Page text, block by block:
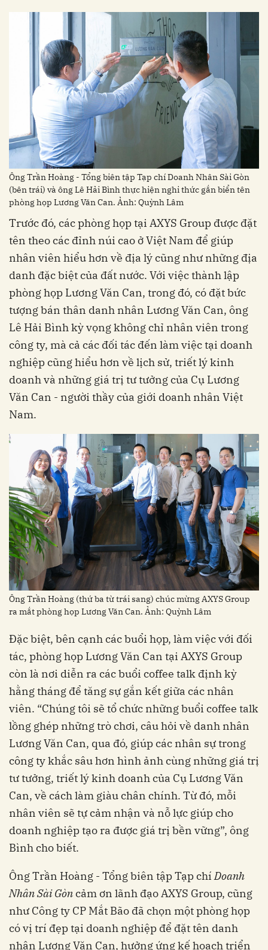
Ông Trần Hoàng - Tổng biên tập Tạp chí Doanh Nhân Sài Gòn
(bên trái) và ông Lê Hải Bình thực hiện nghi thức gắn biển tên
phòng họp Lương Văn Can. Ảnh: Quỳnh Lâm
Trước đó, các phòng họp tại AXYS Group được đặt
tên theo các đỉnh núi cao ở Việt Nam để giúp
nhân viên hiểu hơn về địa lý cũng như những địa
danh đặc biệt của đất nước. Với việc thành lập
phòng họp Lương Văn Can, trong đó, có đặt bức
tượng bán thân danh nhân Lương Văn Can, ông
Lê Hải Bình kỳ vọng không chỉ nhân viên trong
công ty, mà cả các đối tác đến làm việc tại doanh
nghiệp cũng hiểu hơn về lịch sử, triết lý kinh
doanh và những giá trị tư tưởng của Cụ Lương
Văn Can - người thầy của giới doanh nhân Việt
Nam.
Ông Trần Hoàng (thứ ba từ trái sang) chúc mừng AXYS Group
ra mắt phòng họp Lương Văn Can. Ảnh: Quỳnh Lâm
Đặc biệt, bên cạnh các buổi họp, làm việc với đối
tác, phòng họp Lương Văn Can tại AXYS Group
còn là nơi diễn ra các buổi coffee talk định kỳ
hằng tháng để tăng sự gắn kết giữa các nhân
viên. “Chúng tôi sẽ tổ chức những buổi coffee talk
lồng ghép những trò chơi, câu hỏi về danh nhân
Lương Văn Can, qua đó, giúp các nhân sự trong
công ty khắc sâu hơn hình ảnh cùng những giá trị
tư tưởng, triết lý kinh doanh của Cụ Lương Văn
Can, về cách làm giàu chân chính. Từ đó, mỗi
nhân viên sẽ tự cảm nhận và nỗ lực giúp cho
doanh nghiệp tạo ra được giá trị bền vững”, ông
Bình cho biết.
Ông Trần Hoàng - Tổng biên tập Tạp chí Doanh
Nhân Sài Gòncảm ơn lãnh đạo AXYS Group, cũng
như Công ty CP Mắt Bão đã chọn một phòng họp
có vị trí đẹp tại doanh nghiệp để đặt tên danh
nhân Lương Văn Can, hưởng ứng kế hoạch triển